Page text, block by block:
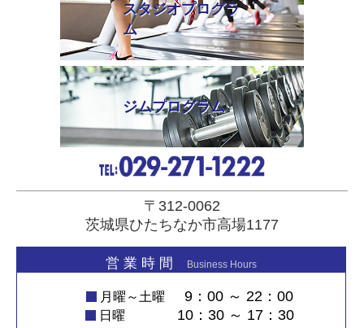
スタジオプログラ
ム
ジムプログラム
〒312-0062
茨城県ひたちなか市高場1177
営 業 時 間 Business Hours
月曜～土曜 9：00 ～ 22：00
日曜 10：30 ～ 17：30